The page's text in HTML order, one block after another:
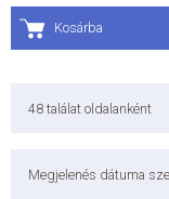
Kosárba
48 találat oldalanként
Megjelenés dátuma